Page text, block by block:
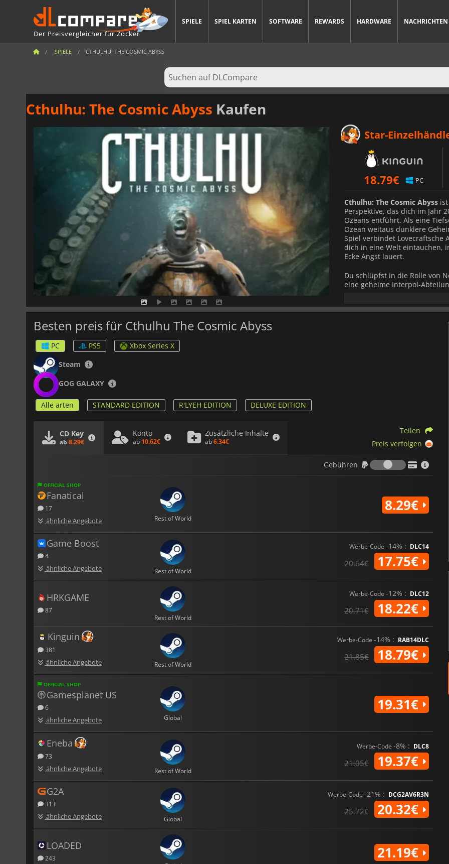
Der Preisvergleicher für Zocker
SPIELE SPIEL KARTEN SOFTWARE REWARDS HARDWARE NACHRICHTEN
SPIELE CTHULHU: THE COSMIC ABYSS
Cthulhu: The Cosmic Abyss Kaufen
Star-
18.79€ PC
Cthulhu: The Cosmic Abyss
Perspektive, das dich im Jahr
Ozeans entführt. Als eine
Ozean weitaus dunklere
Spiel verbindet Lovecraftsche
dich in eine Welt eintauchen,
Ecke Angst lauert.
Du schlüpfst in die Rolle von
eine geheime Interpol-
Unterwasserkomplexe und
Umgebungsrätsel,
nach die uralten Schrecken
Die Reise führt dich in die
Verstand unter der Last
deine Wahl beeinflusst den
wirst du mit unfassbaren
Erzählung, die die Grenzen
den klaustrophobischen
Ausblicken des Abgrunds
Unbekannten zu stellen und
Besten preis für Cthulhu The Cosmic Abyss
PC PS5
Xbox Series X
Steam
GOG GALAXY
Alle arten STANDARD EDITION R'LYEH EDITION DELUXE EDITION
CD Key
ab 8.29€
Konto
ab 10.62€
Zusätzliche Inhalte
ab6.34€
Teilen
Preis verfolgen
Gebühren
Gebühren
OFFICIAL SHOP
Fanatical
17
ähnliche Angebote Rest of World
8.29€
Game Boost
4
ähnliche Angebote Rest of World
Werbe-Code -14% : DLC14
20.64€ 17.75€
HRKGAME
87
Rest of World
Werbe-Code -12% : DLC12
20.71€ 18.22€
Kinguin
381
ähnliche Angebote Rest of World
Werbe-Code -14% : RAB14DLC
21.85€ 18.79€
OFFICIAL SHOP
Gamesplanet US
6
ähnliche Angebote Global
19.31€
Eneba
73
ähnliche Angebote Rest of World
Werbe-Code -8% : DLC8
21.05€ 19.37€
G2A
313
ähnliche Angebote Global
Werbe-Code -21% : DCG2AV6R3N
25.72€ 20.32€
LOADED
243
21.19€